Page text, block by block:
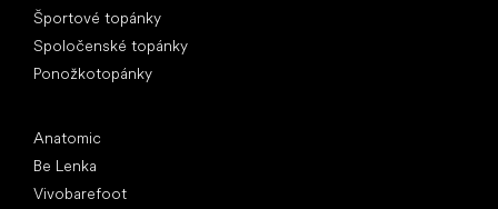
Športové topánky
Spoločenské topánky
Ponožkotopánky
Anatomic
Be Lenka
Vivobarefoot